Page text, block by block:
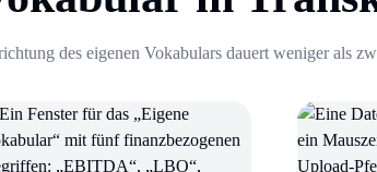
des eigenen Vokabulars dauert weniger als
2. Begriffe hinzufügen
Aufnahme hochladen oder live